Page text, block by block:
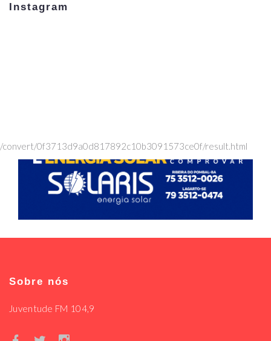
Instagram
/convert/0f3713d9a0d817892c10b3091573ce0f/result.html
Sobre nós
Juventude FM 104,9